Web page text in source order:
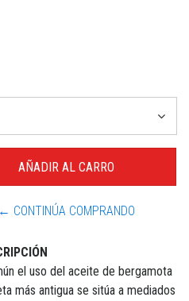
← CONTINÚA COMPRANDO
el uso del aceite de bergamota
más antigua se sitúa a mediados